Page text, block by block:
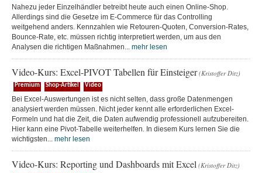
Nahezu jeder Einzelhändler betreibt heute auch einen Online-Shop.
Allerdings sind die Gesetze im E-Commerce für das Controlling
weitgehend anders. Kennzahlen wie Retouren-Quoten, Conversion-Rates,
Bounce-Rate, etc. müssen richtig interpretiert werden, um aus den
Analysen die richtigen Maßnahmen... mehr lesen
Video-Kurs: Excel-PIVOT Tabellen für Einsteiger (Kristoffer Ditz)
Premium Shop-Artikel Video
Bei Excel-Auswertungen ist es nicht selten, dass große Datenmengen
analysiert werden müssen. Nicht jeder kennt alle erforderlichen Excel-
Formeln und hat die Zeit, die Daten aufwendig professionell aufzubereiten.
Hier kann eine Pivot-Tabelle weiterhelfen. In diesem Kurs lernen Sie die
wichtigsten... mehr lesen
Video-Kurs: Reporting und Dashboards mit Excel (Kristoffer Ditz)